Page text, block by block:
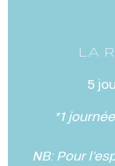
LA
5
*1
NB: Pour